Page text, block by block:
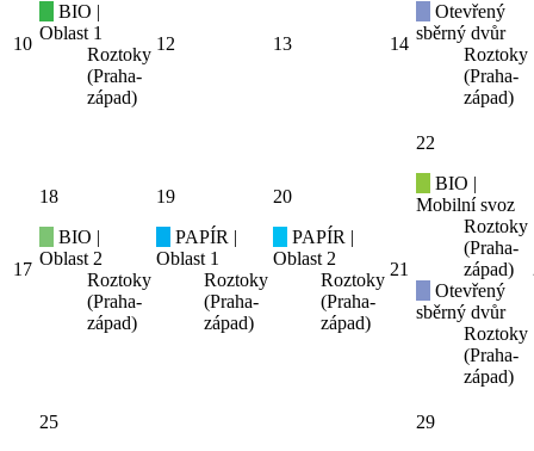
10
BIO |
Oblast 1
Roztoky
(Praha-
západ)
12 13 14
Otevřený
sběrný dvůr
Roztoky
(Praha-
západ)
17
18
BIO |
Oblast 2
Roztoky
(Praha-
západ)
19
PAPÍR |
Oblast 1
Roztoky
(Praha-
západ)
20
PAPÍR |
Oblast 2
Roztoky
(Praha-
západ)
21
22
BIO |
Mobilní svoz
Roztoky
(Praha-
západ)
Otevřený
sběrný dvůr
Roztoky
(Praha-
západ)
25
29